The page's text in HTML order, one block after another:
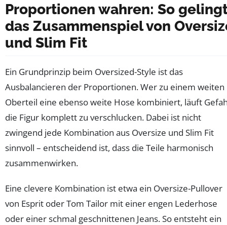
Proportionen wahren: So
das Zusammenspiel von
und Slim Fit
Ein Grundprinzip beim Oversized-Style ist das
Ausbalancieren der Proportionen. Wer zu einem weiten
Oberteil eine ebenso weite Hose kombiniert, läuft
die Figur komplett zu verschlucken. Dabei ist nicht
zwingend jede Kombination aus Oversize und Slim Fit
sinnvoll – entscheidend ist, dass die Teile harmonisch
zusammenwirken.
Eine clevere Kombination ist etwa ein Oversize-Pullover
von Esprit oder Tom Tailor mit einer engen Lederhose
oder einer schmal geschnittenen Jeans. So entsteht ein